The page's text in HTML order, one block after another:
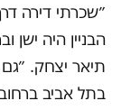
״שכרתי דירה
הבניין היה
בתל אביב